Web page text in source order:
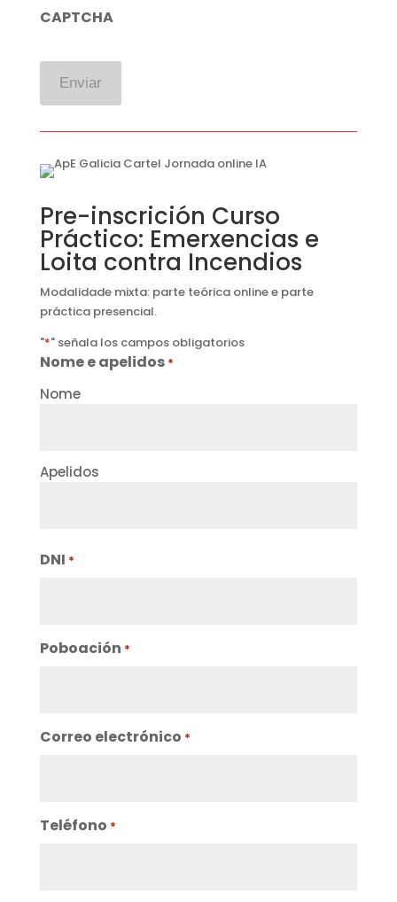
CAPTCHA
Pre-inscrición Curso
Práctico: Emerxencias e
Loita contra Incendios
Modalidade mixta: parte teórica online e parte
práctica presencial.
"*" señala los campos obligatorios
Nome e apelidos *
Nome
Apelidos
DNI *
Poboación *
Correo electrónico *
Teléfono *